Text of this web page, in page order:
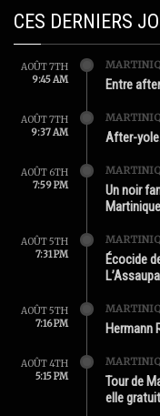
CES DERNIERS
AOÛT 7TH
9:45 AM
Entre
AOÛT 7TH
9:37 AM
After-
AOÛT 6TH
7:59 PM
Un noir
AOÛT 5TH
7:31 PM
Écocide
AOÛT 5TH
7:16 PM
Hermann
AOÛT 4TH
5:15 PM
Tour de
elle